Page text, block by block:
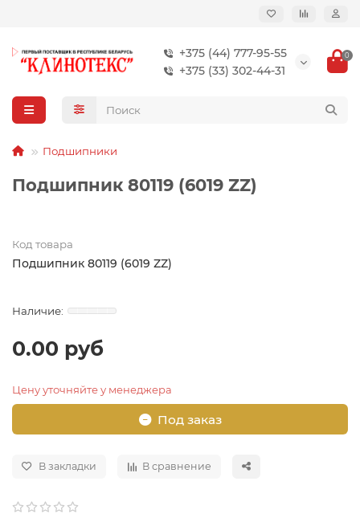
+375 (44) 777-95-55
+375 (33) 302-44-31
0
Подшипники
Подшипник 80119 (6019 ZZ)
Код товара
Подшипник 80119 (6019 ZZ)
0.00 руб
Цену уточняйте у менеджера
Под заказ
В закладки В сравнение